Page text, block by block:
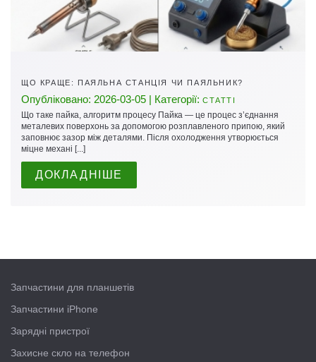
ЩО КРАЩЕ: ПАЯЛЬНА СТАНЦІЯ ЧИ ПАЯЛЬНИК?
Опубліковано: 2026-03-05 | Категорії: СТАТТІ
Що таке пайка, алгоритм процесу Пайка — це процес з’єднання
металевих поверхонь за допомогою розплавленого припою, який
заповнює зазор між деталями. Після охолодження утворюється
міцне механі [...]
ДОКЛАДНІШЕ
Запчастини для планшетів
Запчастини iPhone
Зарядні пристрої
Захисне скло на телефон